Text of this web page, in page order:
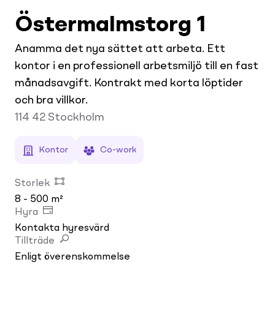
Östermalmstorg 1
Anamma det nya sättet att arbeta. Ett
kontor i en professionell arbetsmiljö till en fast
månadsavgift. Kontrakt med korta löptider
och bra villkor.
114 42 Stockholm
Kontor Co-work
Storlek
8 - 500 m²
Hyra
Kontakta hyresvärd
Tillträde
Enligt överenskommelse